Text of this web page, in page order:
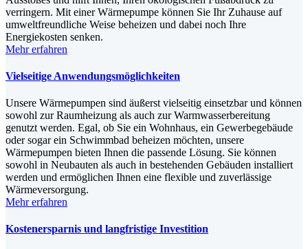
verringern. Mit einer Wärmepumpe können Sie Ihr Zuhause auf
umweltfreundliche Weise beheizen und dabei noch Ihre
Energiekosten senken.
Mehr erfahren
Vielseitige Anwendungsmöglichkeiten
Unsere Wärmepumpen sind äußerst vielseitig einsetzbar und können
sowohl zur Raumheizung als auch zur Warmwasserbereitung
genutzt werden. Egal, ob Sie ein Wohnhaus, ein Gewerbegebäude
oder sogar ein Schwimmbad beheizen möchten, unsere
Wärmepumpen bieten Ihnen die passende Lösung. Sie können
sowohl in Neubauten als auch in bestehenden Gebäuden installiert
werden und ermöglichen Ihnen eine flexible und zuverlässige
Wärmeversorgung.
Mehr erfahren
Kostenersparnis und langfristige Investition